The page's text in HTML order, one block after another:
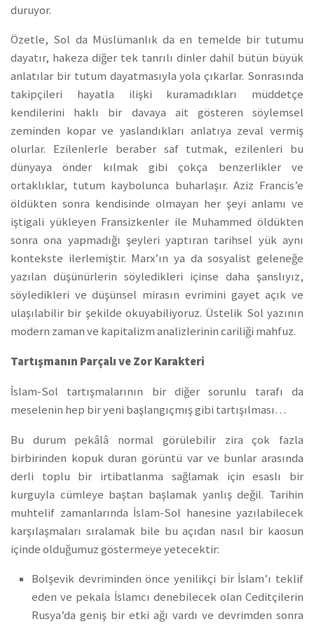
duruyor.
Özetle, Sol da Müslümanlık da en temelde bir tutumu
dayatır, hakeza diğer tek tanrılı dinler dahil bütün büyük
anlatılar bir tutum dayatmasıyla yola çıkarlar. Sonrasında
takipçileri hayatla ilişki kuramadıkları müddetçe
kendilerini haklı bir davaya ait gösteren söylemsel
zeminden kopar ve yaslandıkları anlatıya zeval vermiş
olurlar. Ezilenlerle beraber saf tutmak, ezilenleri bu
dünyaya önder kılmak gibi çokça benzerlikler ve
ortaklıklar, tutum kaybolunca buharlaşır. Aziz Francis’e
öldükten sonra kendisinde olmayan her şeyi anlamı ve
iştigali yükleyen Fransizkenler ile Muhammed öldükten
sonra ona yapmadığı şeyleri yaptıran tarihsel yük aynı
kontekste ilerlemiştir. Marx’ın ya da sosyalist geleneğe
yazılan düşünürlerin söyledikleri içinse daha şanslıyız,
söyledikleri ve düşünsel mirasın evrimini gayet açık ve
ulaşılabilir bir şekilde okuyabiliyoruz. Üstelik Sol yazının
modern zaman ve kapitalizm analizlerinin cariliği mahfuz.
Tartışmanın Parçalı ve Zor Karakteri
İslam-Sol tartışmalarının bir diğer sorunlu tarafı da
meselenin hep bir yeni başlangıçmış gibi tartışılması…
Bu durum pekâlâ normal görülebilir zira çok fazla
birbirinden kopuk duran görüntü var ve bunlar arasında
derli toplu bir irtibatlanma sağlamak için esaslı bir
kurguyla cümleye baştan başlamak yanlış değil. Tarihin
muhtelif zamanlarında İslam-Sol hanesine yazılabilecek
karşılaşmaları sıralamak bile bu açıdan nasıl bir kaosun
içinde olduğumuz göstermeye yetecektir:
Bolşevik devriminden önce yenilikçi bir İslam’ı teklif
eden ve pekala İslamcı denebilecek olan Ceditçilerin
Rusya’da geniş bir etki ağı vardı ve devrimden sonra